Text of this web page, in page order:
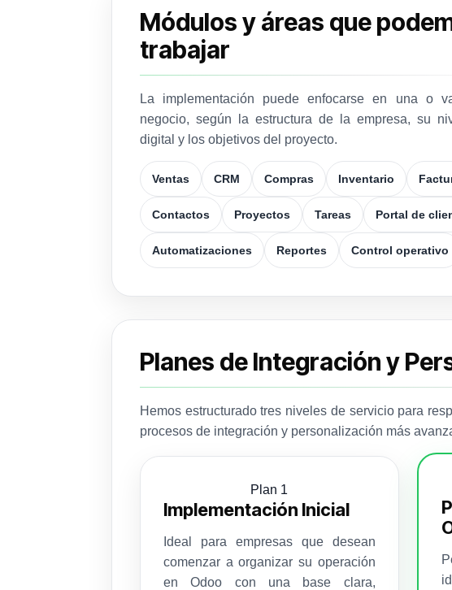
Módulos y áreas que
trabajar
La implementación puede enfocarse en una o
negocio, según la estructura de la empresa, su
digital y los objetivos del proyecto.
Ventas CRM Compras Inventario
Contactos Proyectos Tareas Portal de
Automatizaciones Reportes Control operativo
Planes de Integración y
Hemos estructurado tres niveles de servicio para
procesos de integración y personalización más
Plan 1
Implementación Inicial
Ideal para empresas que desean
comenzar a organizar su operación
en Odoo con una base clara,